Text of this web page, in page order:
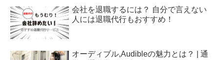
会社を退職するには？ 自分で言えない
人には退職代行もおすすめ！
オーディブル,Audibleの魅力とは？ | 通